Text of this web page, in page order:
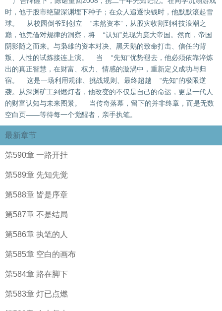
时，他于股市绝望深渊埋下种子；在众人追逐快钱时，他默默滚起雪
球。 从校园倒爷到创立 “未然资本”，从股灾收割到科技浪潮之
巅，他凭借对规律的洞察，将 “认知”兑现为庞大帝国。然而，帝国
阴影随之而来。与枭雄的资本对决、黑天鹅的致命打击、信任的背
叛、人性的试炼接连上演。 当 “先知”优势褪去，他必须依靠淬炼
出的真正智慧，在财富、权力、情感的漩涡中，重新定义成功与归
宿。 这是一场利用规律、挑战规则、最终超越 “先知”的极限逆
袭。从深渊矿工到燃灯者，他改变的不仅是自己的命运，更是一代人
的财富认知与未来图景。 当传奇落幕，留下的并非终章，而是无数
空白页——等待每一个觉醒者，亲手执笔。
最新章节
第590章 一路开挂
第589章 先知先觉
第588章 皆是序章
第587章 不是结局
第586章 执笔的人
第585章 空白的画布
第584章 路在脚下
第583章 灯已点燃